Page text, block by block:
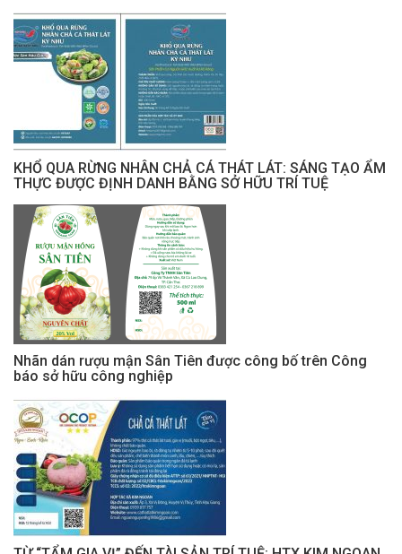
KHỔ QUA RỪNG NHÂN CHẢ CÁ THÁT LÁT: SÁNG TẠO ẨM
THỰC ĐƯỢC ĐỊNH DANH BẰNG SỞ HỮU TRÍ TUỆ
Nhãn dán rượu mận Sân Tiên được công bố trên Công
báo sở hữu công nghiệp